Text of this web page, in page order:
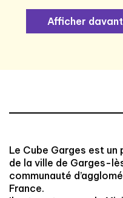
Afficher
Le Cube Garges est un
de la ville de Garges-
communauté
France.